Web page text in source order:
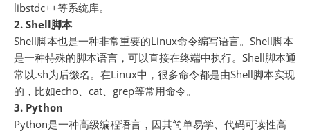
libstdc++等系统库。
2. Shell脚本
Shell脚本也是一种非常重要的Linux命令编写语言。Shell脚本
是一种特殊的脚本语言，可以直接在终端中执行。Shell脚本通
常以.sh为后缀名。在Linux中，很多命令都是由Shell脚本实现
的，比如echo、cat、grep等常用命令。
3. Python
Python是一种高级编程语言，因其简单易学、代码可读性高